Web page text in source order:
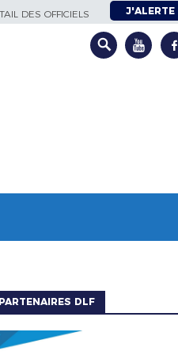
DES OFFICIELS J'ALERTE
DLF